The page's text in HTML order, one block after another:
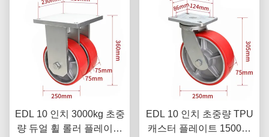
EDL 10 인치 3000kg 초중
량 듀얼 휠 롤러 플레이트
EDL 10 인치 초중량 TPU
캐스터 플레이트 1500kg